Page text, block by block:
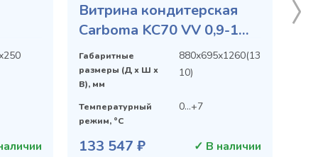
Витрина кондитерская
Carboma KC70 VV 0,9-1
STANDARD
Габаритные
размеры (Д х Ш х
В), мм
880х695х1260(13
10)
Температурный
режим, °C
0...+7
133 547 ₽ ✓ В наличии